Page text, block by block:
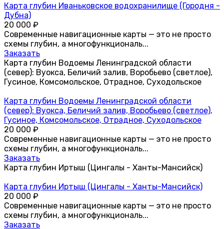
Карта глубин Иваньковское водохранилище (Городня -
Дубна)
20 000 ₽
Современные навигационные карты — это не просто
схемы глубин, а многофункциональ...
Заказать
Карта глубин Водоемы Ленинградской области
(север): Вуокса, Беличий залив, Воробьево (светлое),
Гусиное, Комсомольское, Отрадное, Суходольское
Карта глубин Водоемы Ленинградской области
(север): Вуокса, Беличий залив, Воробьево (светлое),
Гусиное, Комсомольское, Отрадное, Суходольское
20 000 ₽
Современные навигационные карты — это не просто
схемы глубин, а многофункциональ...
Заказать
Карта глубин Иртыш (Цингалы - Ханты-Мансийск)
Карта глубин Иртыш (Цингалы - Ханты-Мансийск)
20 000 ₽
Современные навигационные карты — это не просто
схемы глубин, а многофункциональ...
Заказать